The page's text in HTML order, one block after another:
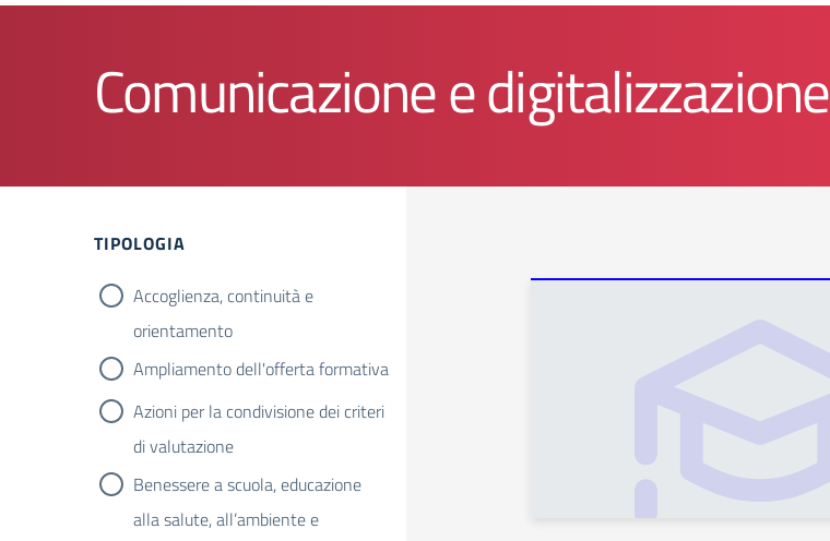
Comunicazione e digitalizzazione
TIPOLOGIA
Accoglienza, continuità e
orientamento
Ampliamento dell'offerta formativa
Azioni per la condivisione dei criteri
di valutazione
Benessere a scuola, educazione
alla salute, all’ambiente e